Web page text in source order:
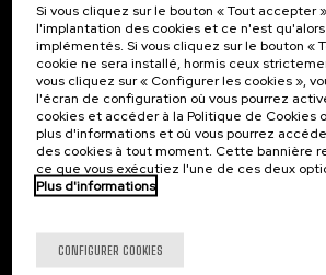
Contact
Palacio Miramar
Paseo de Miraconcha, 48
20007 Donostia / San Sebastián
Gipuzkoa, Spain
Contactez-nous!
Activités
Suivez-nous
Si vous cliquez sur le bouton « Tout accepter
l'implantation des cookies et ce n'est
implémentés. Si vous cliquez sur le bouton «
cookie ne sera installé, hormis ceux
vous cliquez sur « Configurer les cookies »,
l'écran de configuration où vous pourrez
cookies et accéder à la Politique de Cookies
plus d'informations et où vous pourrez
des cookies à tout moment. Cette bannière
ce que vous exécutiez l'une de ces deux
Plus d'informations
CONFIGURER COOKIES